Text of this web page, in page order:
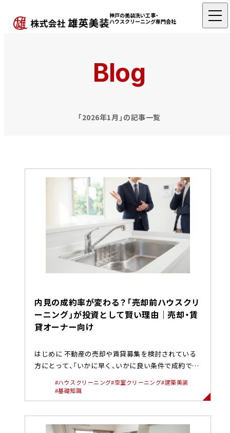
神戸の美装洗い工事・
ハウスクリーニング専門会社
Blog
「2026年1月」の記事一覧
内見の成約率が変わる？「売却前ハウスクリ
ーニング」が投資として賢い理由｜売却・賃
貸オーナー向け
はじめに 不動産の売却や賃貸募集を検討されている
方にとって、「いかに早く、いかに良い条件で成約でき
#ハウスクリーニング#空室クリーニング#建築美装
#基礎知識